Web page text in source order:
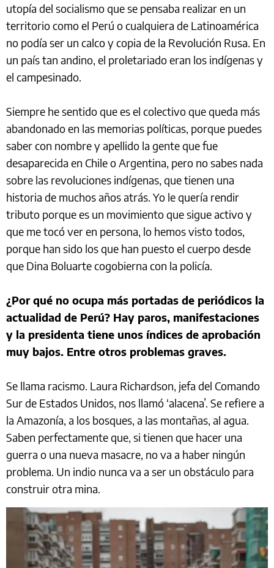
utopía del socialismo que se pensaba realizar en un
territorio como el Perú o cualquiera de Latinoamérica
no podía ser un calco y copia de la Revolución Rusa. En
un país tan andino, el proletariado eran los indígenas y
el campesinado.
Siempre he sentido que es el colectivo que queda más
abandonado en las memorias políticas, porque puedes
saber con nombre y apellido la gente que fue
desaparecida en Chile o Argentina, pero no sabes nada
sobre las revoluciones indígenas, que tienen una
historia de muchos años atrás. Yo le quería rendir
tributo porque es un movimiento que sigue activo y
que me tocó ver en persona, lo hemos visto todos,
porque han sido los que han puesto el cuerpo desde
que Dina Boluarte cogobierna con la policía.
¿Por qué no ocupa más portadas de periódicos la
actualidad de Perú? Hay paros, manifestaciones
y la presidenta tiene unos índices de aprobación
muy bajos. Entre otros problemas graves.
Se llama racismo. Laura Richardson, jefa del Comando
Sur de Estados Unidos, nos llamó ‘alacena’. Se refiere a
la Amazonía, a los bosques, a las montañas, al agua.
Saben perfectamente que, si tienen que hacer una
guerra o una nueva masacre, no va a haber ningún
problema. Un indio nunca va a ser un obstáculo para
construir otra mina.